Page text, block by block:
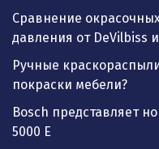
Сравнение
давления от DeVilbiss и
Ручные
покраски мебели?
Bosch представляет
5000 E